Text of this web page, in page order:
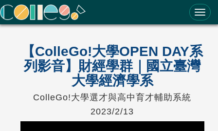
ColleGo! 大學選才與高中育才輔助系統
【ColleGo!大學OPEN DAY系
列影音】財經學群｜國立臺灣
大學經濟學系
ColleGo!大學選才與高中育才輔助系統
2023/2/13